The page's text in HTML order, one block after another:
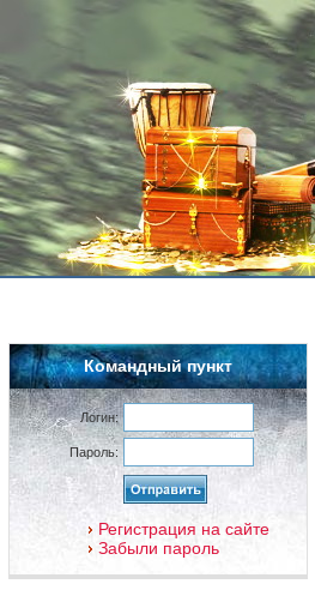
Командный пункт
Логин:
Пароль:
Регистрация на сайте
Забыли пароль